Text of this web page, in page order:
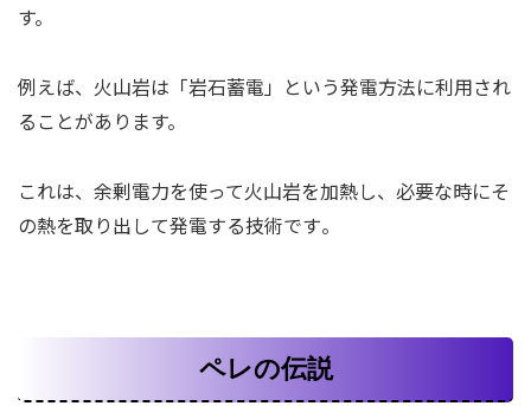
す。
例えば、火山岩は「岩石蓄電」という発電方法に利用され
ることがあります。
これは、余剰電力を使って火山岩を加熱し、必要な時にそ
の熱を取り出して発電する技術です​。
ペレの伝説